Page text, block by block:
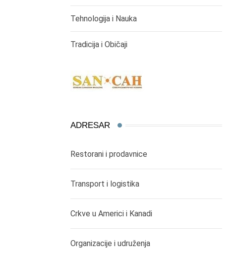
Tehnologija i Nauka
Tradicija i Običaji
ADRESAR
Restorani i prodavnice
Transport i logistika
Crkve u Americi i Kanadi
Organizacije i udruženja